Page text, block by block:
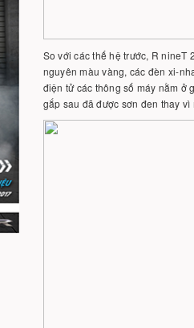
So với các thế hệ trước, R
nguyên màu vàng, các đèn xi-
điện tử các thông số máy nằm ở
gắp sau đã được sơn đen thay